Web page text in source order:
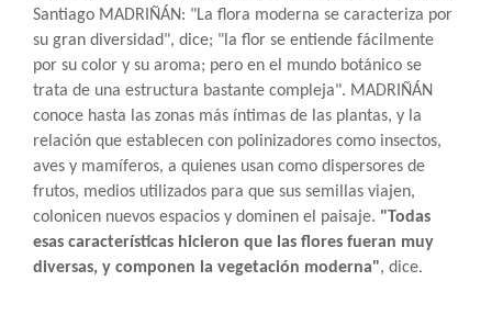
Santiago MADRIÑÁN: "La flora moderna se caracteriza por
su gran diversidad", dice; "la flor se entiende fácilmente
por su color y su aroma; pero en el mundo botánico se
trata de una estructura bastante compleja". MADRIÑÁN
conoce hasta las zonas más íntimas de las plantas, y la
relación que establecen con polinizadores como insectos,
aves y mamíferos, a quienes usan como dispersores de
frutos, medios utilizados para que sus semillas viajen,
colonicen nuevos espacios y dominen el paisaje. "Todas
esas características hicieron que las flores fueran muy
diversas, y componen la vegetación moderna", dice.